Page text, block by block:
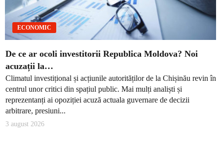
ECONOMIC
De ce ar ocoli investitorii Republica Moldova? Noi
acuzații la…
Climatul investițional și acțiunile autorităților de la Chișinău revin în
centrul unor critici din spațiul public. Mai mulți analiști și
reprezentanți ai opoziției acuză actuala guvernare de decizii
arbitrare, presiuni...
3 august 2026